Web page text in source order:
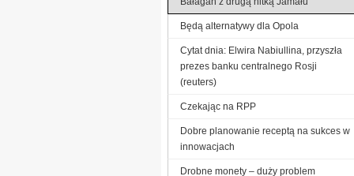
Będą alternatywy dla Opola
Cytat dnia: Elwira Nabiullina, przyszła
prezes banku centralnego Rosji
(reuters)
Czekając na RPP
Dobre planowanie receptą na sukces w
innowacjach
Drobne monety – duży problem